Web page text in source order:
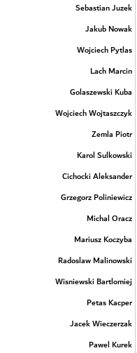
Sebastian Juzek
Jakub Nowak
Wojciech Pytlas
Lach Marcin
Golaszewski Kuba
Wojciech Wojtaszczyk
Zemla Piotr
Karol Sulkowski
Cichocki Aleksander
Grzegorz Poliniewicz
Michal Oracz
Mariusz Koczyba
Radoslaw Malinowski
Wisniewski Bartlomiej
Petas Kacper
Jacek Wieczerzak
Pawel Kurek